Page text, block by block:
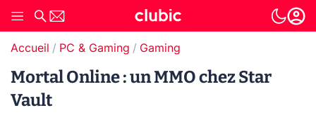
Accueil PC & Gaming Gaming
Mortal Online : un MMO chez Star
Vault